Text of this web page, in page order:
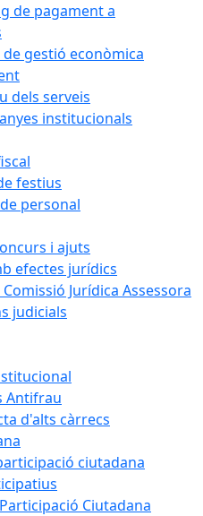
de pagament a
gestió econòmica
dels serveis
institucionals
festius
personal
i ajuts
efectes jurídics
Jurídica Assessora
judicials
Antifrau
d'alts càrrecs
ciutadana
Ciutadana